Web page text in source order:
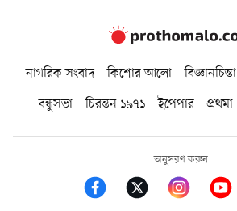
নাগরিক সংবাদ কিশোর আলো বিজ্ঞানচিন্তা
বন্ধুসভা
চিরন্তন ১৯৭১ ইপেপার প্রথমা
অনুসরণ করুন